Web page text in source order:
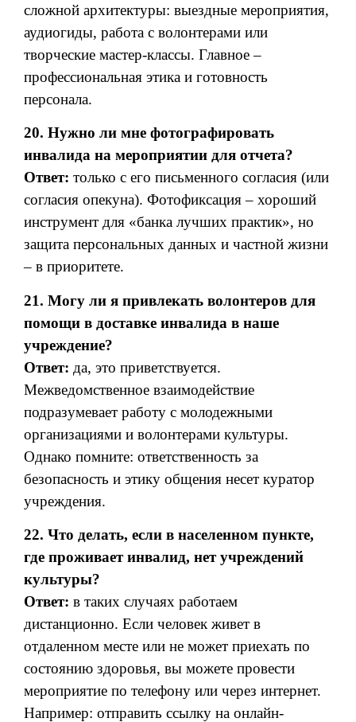
сложной архитектуры: выездные мероприятия,
аудиогиды, работа с волонтерами или
творческие мастер-классы. Главное –
профессиональная этика и готовность
персонала.
20. Нужно ли мне фотографировать
инвалида на мероприятии для отчета?
Ответ: только с его письменного согласия (или
согласия опекуна). Фотофиксация – хороший
инструмент для «банка лучших практик», но
защита персональных данных и частной жизни
– в приоритете.
21. Могу ли я привлекать волонтеров для
помощи в доставке инвалида в наше
учреждение?
Ответ: да, это приветствуется.
Межведомственное взаимодействие
подразумевает работу с молодежными
организациями и волонтерами культуры.
Однако помните: ответственность за
безопасность и этику общения несет куратор
учреждения.
22. Что делать, если в населенном пункте,
где проживает инвалид, нет учреждений
культуры?
Ответ: в таких случаях работаем
дистанционно. Если человек живет в
отдаленном месте или не может приехать по
состоянию здоровья, вы можете провести
мероприятие по телефону или через интернет.
Например: отправить ссылку на онлайн-